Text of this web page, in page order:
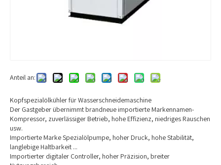
Anteil an:
Kopfspezialölkühler für Wasserschneidemaschine
Der Gastgeber übernimmt brandneue importierte Markennamen-
Kompressor, zuverlässiger Betrieb, hohe Effizienz, niedriges Rauschen
usw.
Importierte Marke Spezialölpumpe, hoher Druck, hohe Stabilität,
langlebige Haltbarkeit ...
Importierter digitaler Controller, hoher Präzision, breiter